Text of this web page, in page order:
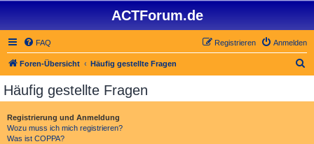
ACTForum.de
FAQ Anmelden
Registrieren
Foren-Übersicht Häufig gestellte Fragen
Häufig gestellte Fragen
Registrierung und Anmeldung
Wozu muss ich mich registrieren?
Was ist COPPA?